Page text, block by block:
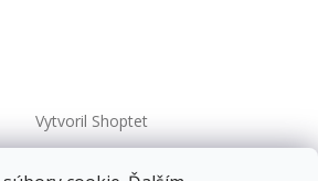
Vytvoril Shoptet